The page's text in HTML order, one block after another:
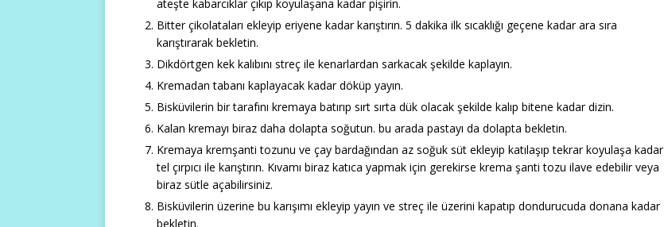
ateşte kabarcıklar çıkıp koyulaşana kadar pişirin.
Bitter çikolataları ekleyip eriyene kadar karıştırın. 5 dakika ilk sıcaklığı geçene kadar ara sıra
karıştırarak bekletin.
Dikdörtgen kek kalıbını streç ile kenarlardan sarkacak şekilde kaplayın.
Kremadan tabanı kaplayacak kadar döküp yayın.
Bisküvilerin bir tarafını kremaya batırıp sırt sırta dük olacak şekilde kalıp bitene kadar dizin.
Kalan kremayı biraz daha dolapta soğutun. bu arada pastayı da dolapta bekletin.
Kremaya kremşanti tozunu ve çay bardağından az soğuk süt ekleyip katılaşıp tekrar koyulaşa kadar
tel çırpıcı ile karıştırın. Kıvamı biraz katıca yapmak için gerekirse krema şanti tozu ilave edebilir veya
biraz sütle açabilirsiniz.
Bisküvilerin üzerine bu karışımı ekleyip yayın ve streç ile üzerini kapatıp dondurucuda donana kadar
bekletin.